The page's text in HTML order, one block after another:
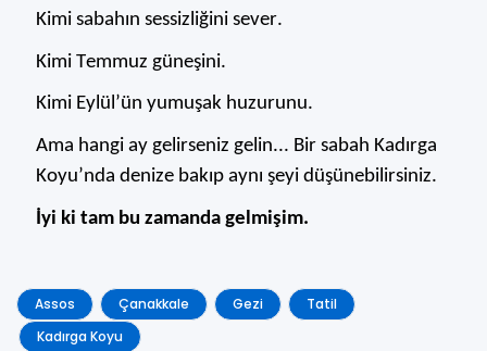
Kimi sabahın sessizliğini sever.
Kimi Temmuz güneşini.
Kimi Eylül’ün yumuşak huzurunu.
Ama hangi ay gelirseniz gelin... Bir sabah Kadırga
Koyu’nda denize bakıp aynı şeyi düşünebilirsiniz.
İyi ki tam bu zamanda gelmişim.
Assos Çanakkale Gezi
Tatil
Kadırga Koyu